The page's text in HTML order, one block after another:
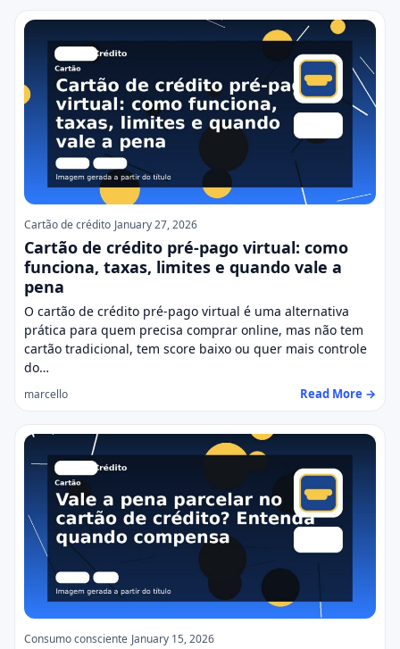
Cartão de crédito January 27, 2026
Cartão de crédito pré-pago virtual: como
funciona, taxas, limites e quando vale a
pena
O cartão de crédito pré-pago virtual é uma alternativa
prática para quem precisa comprar online, mas não tem
cartão tradicional, tem score baixo ou quer mais controle
do…
marcello Read More →
Consumo consciente January 15, 2026